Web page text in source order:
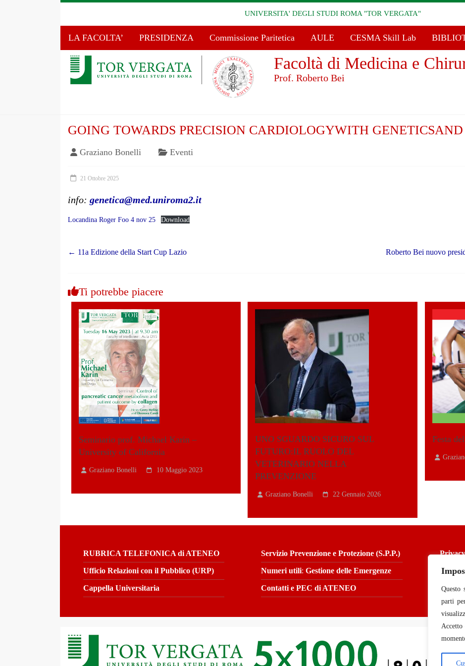
Questo
parti
Accetto
UNIVERSITA' DEGLI STUDI ROMA "TOR VERGATA"
LA FACOLTA’ PRESIDENZA Commissione Paritetica AULE CESMA Skill Lab
Facoltà di Medicina e
Prof. Roberto Bei
GOING TOWARDS PRECISION CARDIOLOGYWITH
Graziano Bonelli Eventi
21 Ottobre 2025
info: genetica@med.uniroma2.it
Locandina Roger Foo 4 nov 25 Download
← 11a Edizione della Start Cup Lazio Roberto Bei nuovo
Ti potrebbe piacere
Seminario prof. Michael Karin –
University of California
Graziano Bonelli 10 Maggio 2023
UNO SGUARDO SICURO SUL
FUTURO:IL RUOLO DEL
VETERINARIO NELLA
PREVENZIONE
Graziano Bonelli 22 Gennaio 2026
Festa
RUBRICA TELEFONICA di ATENEO
Ufficio Relazioni con il Pubblico (URP)
Cappella Universitaria
Servizio Prevenzione e Protezione (S.P.P.)
Numeri utili:Gestione delle Emergenze
Contatti e PEC di ATENEO
Privacy
@